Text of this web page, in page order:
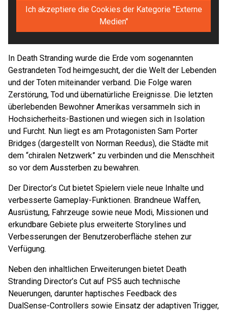
Ich akzeptiere die Cookies der Kategorie "Externe
Medien"
In Death Stranding wurde die Erde vom sogenannten
Gestrandeten Tod heimgesucht, der die Welt der Lebenden
und der Toten miteinander verband. Die Folge waren
Zerstörung, Tod und übernatürliche Ereignisse. Die letzten
überlebenden Bewohner Amerikas versammeln sich in
Hochsicherheits-Bastionen und wiegen sich in Isolation
und Furcht. Nun liegt es am Protagonisten Sam Porter
Bridges (dargestellt von Norman Reedus), die Städte mit
dem “chiralen Netzwerk” zu verbinden und die Menschheit
so vor dem Aussterben zu bewahren.
Der Director’s Cut bietet Spielern viele neue Inhalte und
verbesserte Gameplay-Funktionen. Brandneue Waffen,
Ausrüstung, Fahrzeuge sowie neue Modi, Missionen und
erkundbare Gebiete plus erweiterte Storylines und
Verbesserungen der Benutzeroberfläche stehen zur
Verfügung.
Neben den inhaltlichen Erweiterungen bietet Death
Stranding Director’s Cut auf PS5 auch technische
Neuerungen, darunter haptisches Feedback des
DualSense-Controllers sowie Einsatz der adaptiven Trigger,